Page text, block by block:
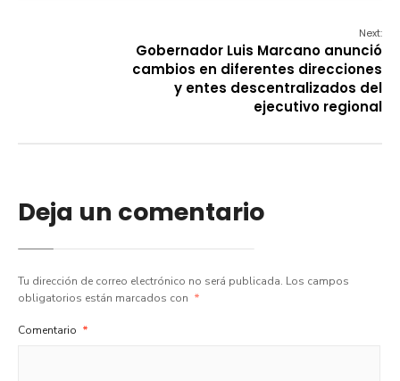
Next:
Gobernador Luis Marcano anunció
cambios en diferentes direcciones
y entes descentralizados del
ejecutivo regional
Deja un comentario
Tu dirección de correo electrónico no será publicada. Los campos
obligatorios están marcados con *
Comentario *